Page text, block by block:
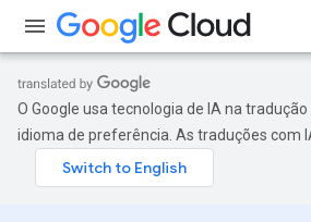
O Google usa tecnologia de IA na
idioma de preferência. As traduções com